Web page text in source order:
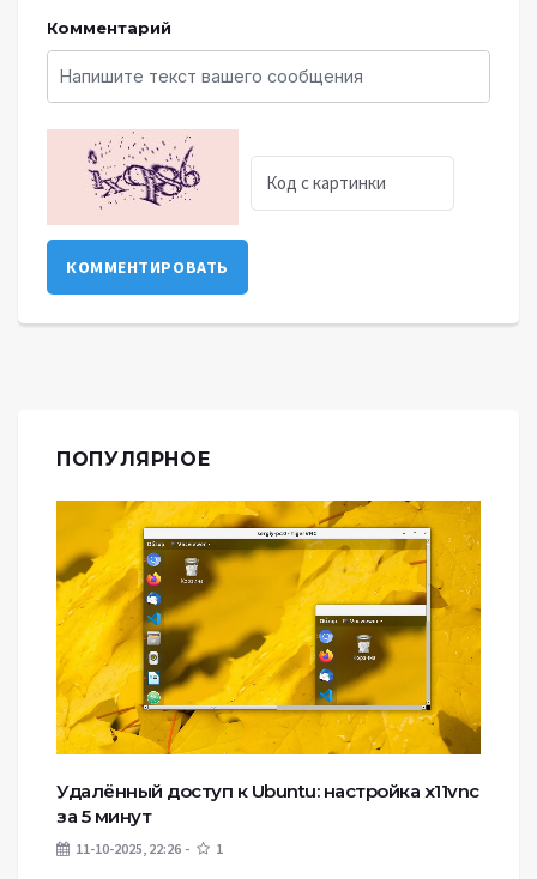
Комментарий
КОММЕНТИРОВАТЬ
ПОПУЛЯРНОЕ
Удалённый доступ к Ubuntu: настройка x11vnc
за 5 минут
11-10-2025, 22:26 1